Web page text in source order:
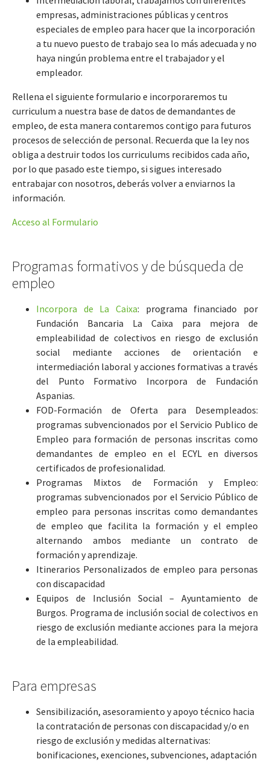
empresas, administraciones públicas y centros
especiales de empleo para hacer que la incorporación
a tu nuevo puesto de trabajo sea lo más adecuada y no
haya ningún problema entre el trabajador y el
empleador.
Rellena el siguiente formulario e incorporaremos tu
curriculum a nuestra base de datos de demandantes de
empleo, de esta manera contaremos contigo para futuros
procesos de selección de personal. Recuerda que la ley nos
obliga a destruir todos los curriculums recibidos cada año,
por lo que pasado este tiempo, si sigues interesado
entrabajar con nosotros, deberás volver a enviarnos la
información.
Acceso al Formulario
Programas formativos y de búsqueda de
empleo
Incorpora de La Caixa: programa financiado por
Fundación Bancaria La Caixa para mejora de
empleabilidad de colectivos en riesgo de exclusión
social mediante acciones de orientación e
intermediación laboral y acciones formativas a través
del Punto Formativo Incorpora de Fundación
Aspanias.
FOD-Formación de Oferta para Desempleados:
programas subvencionados por el Servicio Publico de
Empleo para formación de personas inscritas como
demandantes de empleo en el ECYL en diversos
certificados de profesionalidad.
Programas Mixtos de Formación y Empleo:
programas subvencionados por el Servicio Público de
empleo para personas inscritas como demandantes
de empleo que facilita la formación y el empleo
alternando ambos mediante un contrato de
formación y aprendizaje.
Itinerarios Personalizados de empleo para personas
con discapacidad
Equipos de Inclusión Social – Ayuntamiento de
Burgos. Programa de inclusión social de colectivos en
riesgo de exclusión mediante acciones para la mejora
de la empleabilidad.
Para empresas
Sensibilización, asesoramiento y apoyo técnico hacia
la contratación de personas con discapacidad y/o en
riesgo de exclusión y medidas alternativas:
bonificaciones, exenciones, subvenciones, adaptación